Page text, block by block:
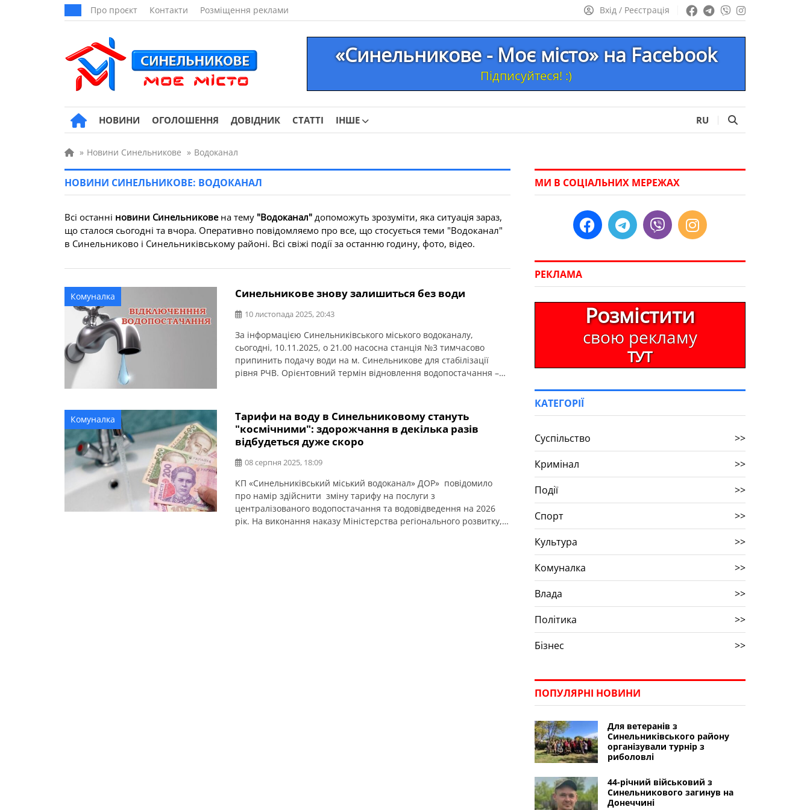
Про проєкт Контакти Розміщення реклами Вхід / Реєстрація
«Синельникове - Моє місто» на Facebook
Підписуйтеся! :)
НОВИНИ ОГОЛОШЕННЯ ДОВІДНИК СТАТТІ ІНШЕ RU
» Новини Синельникове » Водоканал
НОВИНИ СИНЕЛЬНИКОВЕ: ВОДОКАНАЛ
Всі останні новини Синельниковена тему "Водоканал" допоможуть зрозуміти, яка ситуація зараз,
що сталося сьогодні та вчора. Оперативно повідомляємо про все, що стосується теми "Водоканал"
в Синельниково і Синельниківському районі. Всі свіжі події за останню годину, фото, відео.
Комуналка Синельникове знову залишиться без води
10 листопада 2025, 20:43
За інформацією Синельниківського міського водоканалу,
сьогодні, 10.11.2025, о 21.00 насосна станція №3 тимчасово
припинить подачу води на м. Синельникове для стабілізації
рівня РЧВ. Орієнтовний термін відновлення водопостачання –
запас води.
Комуналка
Тарифи на воду в Синельниковому стануть
"космічними": здорожчання в декілька разів
відбудеться дуже скоро
08 серпня 2025, 18:09
КП «Синельниківський міський водоканал» ДОР» повідомило
про намір здійснити зміну тарифу на послуги з
централізованого водопостачання та водовідведення на 2026
рік. На виконання наказу Міністерства регіонального розвитку,
МИ В СОЦІАЛЬНИХ МЕРЕЖАХ
РЕКЛАМА
Розмістити
свою рекламу
ТУТ
КАТЕГОРІЇ
Суспільство
>>
Кримінал
>>
Події
>>
Спорт
>>
Культура
>>
Комуналка
>>
Влада
>>
Політика
>>
Бізнес
>>
ПОПУЛЯРНІ НОВИНИ
Для ветеранів з
Синельниківського району
організували турнір з
риболовлі
44-річний військовий з
Синельникового загинув на
Донеччині